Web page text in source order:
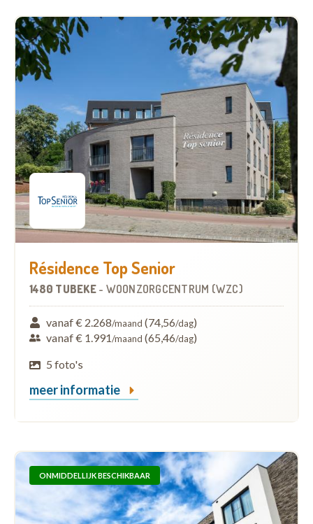
Résidence Top Senior
1480 TUBEKE - WOONZORGCENTRUM (WZC)
vanaf € 2.268/maand (74,56/dag)
vanaf € 1.991/maand (65,46/dag)
5 foto's
meer informatie
ONMIDDELLIJK BESCHIKBAAR